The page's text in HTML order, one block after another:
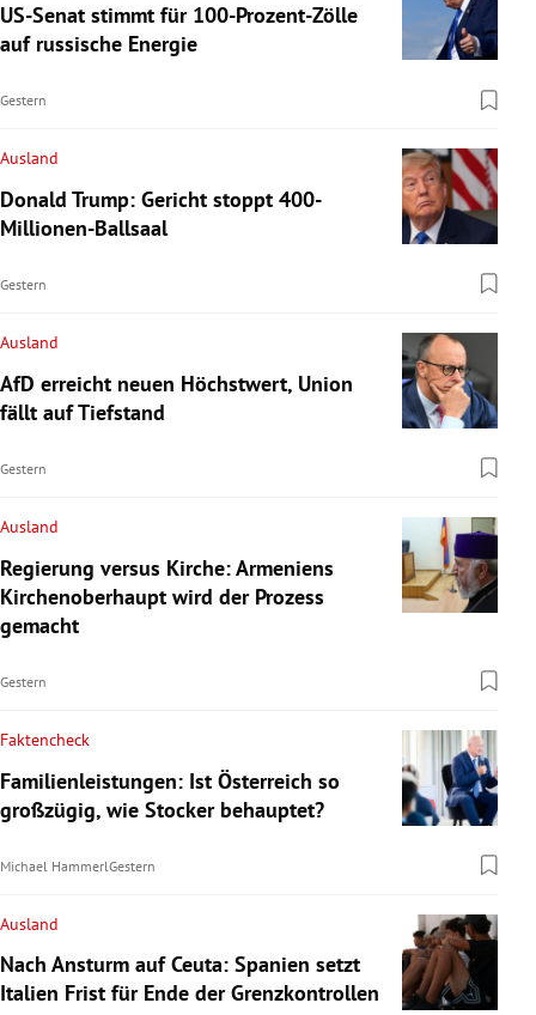
US-Senat stimmt für 100-Prozent-Zölle
auf russische Energie
Gestern
Ausland
Donald Trump: Gericht stoppt 400-
Millionen-Ballsaal
Gestern
Ausland
AfD erreicht neuen Höchstwert, Union
fällt auf Tiefstand
Gestern
Ausland
Regierung versus Kirche: Armeniens
Kirchenoberhaupt wird der Prozess
gemacht
Gestern
Faktencheck
Familienleistungen: Ist Österreich so
großzügig, wie Stocker behauptet?
Michael HammerlGestern
Ausland
Nach Ansturm auf Ceuta: Spanien setzt
Italien Frist für Ende der Grenzkontrollen